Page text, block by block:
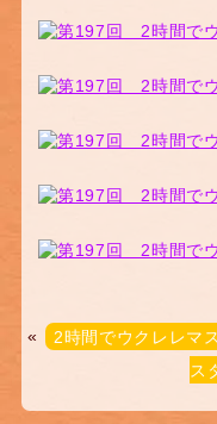
« 2時間でウクレレマ
ス